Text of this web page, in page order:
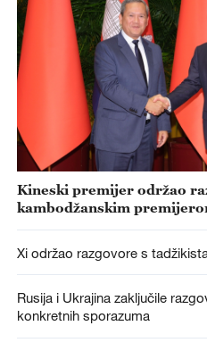
Kineski premijer održao
kambodžanskim
Xi održao razgovore s
Rusija i Ukrajina zaključile
konkretnih sporazuma